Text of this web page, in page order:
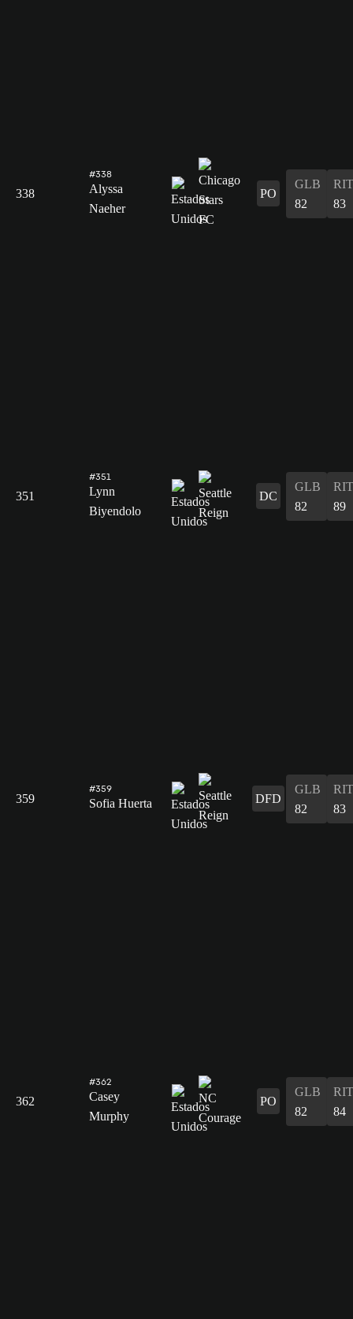
338
#338
Alyssa
Naeher
PO
GLB
82
RIT
83
351
#351
Lynn
Biyendolo
DC
GLB
82
RIT
89
359
#359
Sofia Huerta DFD
GLB
82
RIT
83
362
#362
Casey
Murphy
PO
GLB
82
RIT
84